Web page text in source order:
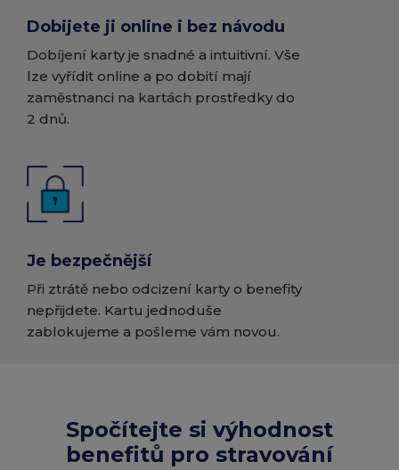
Dobijete ji online i bez návodu
Dobíjení karty je snadné a intuitivní. Vše
lze vyřídit online a po dobití mají
zaměstnanci na kartách prostředky do
2 dnů.
Je bezpečnější
Při ztrátě nebo odcizení karty o benefity
nepřijdete. Kartu jednoduše
zablokujeme a pošleme vám novou.
Spočítejte si výhodnost
benefitů pro stravování